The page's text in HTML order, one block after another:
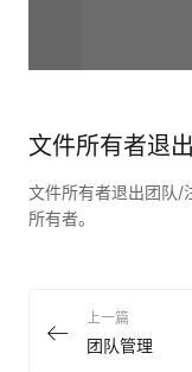
文件所有者退
文件所有者退出团队/
所有者。
上一篇
团队管理